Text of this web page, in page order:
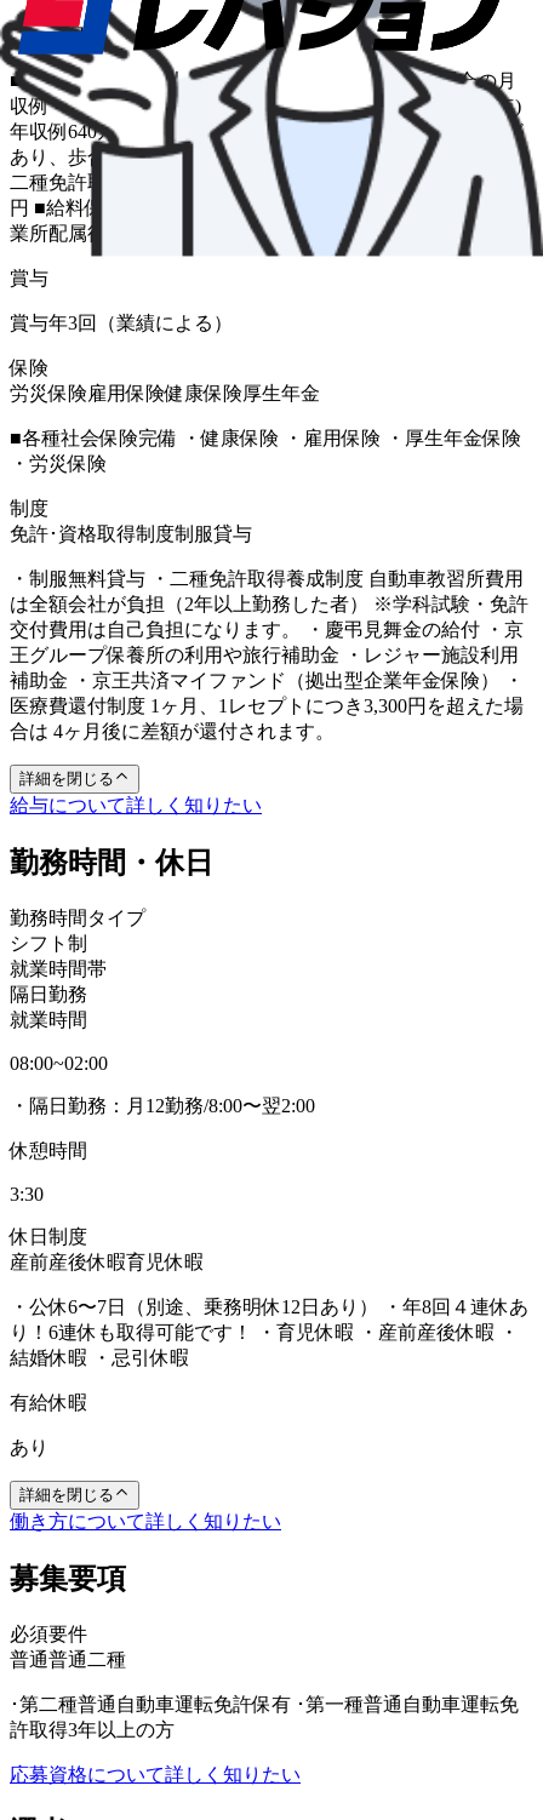
給与補足
■月給20万8,088円以上＋歩合 ※所定12乗務をした場合の月
収例 ・年収モデル 月収30～80万円 年収例574万円(経験2年)
年収例640万円(経験3年) ■配属後一定期間は給与保障制度が
あり、歩合給でも安心してスタートできます。 ■研修期間中
二種免許取得期間：日給10,000円 実務研修期間：日給10,000
円 ■給料保障制度 タクシー乗務員未経験、隔日勤務のみ 営
業所配属後、12ヶ月30万円
賞与
賞与年3回（業績による）
保険
労災保険雇用保険健康保険厚生年金
■各種社会保険完備 ・健康保険 ・雇用保険 ・厚生年金保険
・労災保険
制度
免許･資格取得制度制服貸与
・制服無料貸与 ・二種免許取得養成制度 自動車教習所費用
は全額会社が負担（2年以上勤務した者） ※学科試験・免許
交付費用は自己負担になります。 ・慶弔見舞金の給付 ・京
王グループ保養所の利用や旅行補助金 ・レジャー施設利用
補助金 ・京王共済マイファンド（拠出型企業年金保険） ・
医療費還付制度 1ヶ月、1レセプトにつき3,300円を超えた場
合は 4ヶ月後に差額が還付されます。
詳細を閉じる
給与について詳しく知りたい
勤務時間・休日
勤務時間タイプ
シフト制
就業時間帯
隔日勤務
就業時間
08:00~02:00
・隔日勤務：月12勤務/8:00〜翌2:00
休憩時間
3:30
休日制度
産前産後休暇育児休暇
・公休6〜7日（別途、乗務明休12日あり） ・年8回４連休あ
り！6連休も取得可能です！ ・育児休暇 ・産前産後休暇 ・
結婚休暇 ・忌引休暇
有給休暇
あり
詳細を閉じる
働き方について詳しく知りたい
募集要項
必須要件
普通普通二種
･第二種普通自動車運転免許保有 ･第一種普通自動車運転免
許取得3年以上の方
応募資格について詳しく知りたい